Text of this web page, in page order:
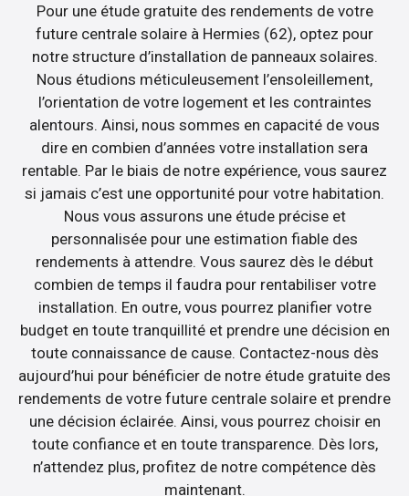
Pour une étude gratuite des rendements de votre
future centrale solaire à Hermies (62), optez pour
notre structure d’installation de panneaux solaires.
Nous étudions méticuleusement l’ensoleillement,
l’orientation de votre logement et les contraintes
alentours. Ainsi, nous sommes en capacité de vous
dire en combien d’années votre installation sera
rentable. Par le biais de notre expérience, vous saurez
si jamais c’est une opportunité pour votre habitation.
Nous vous assurons une étude précise et
personnalisée pour une estimation fiable des
rendements à attendre. Vous saurez dès le début
combien de temps il faudra pour rentabiliser votre
installation. En outre, vous pourrez planifier votre
budget en toute tranquillité et prendre une décision en
toute connaissance de cause. Contactez-nous dès
aujourd’hui pour bénéficier de notre étude gratuite des
rendements de votre future centrale solaire et prendre
une décision éclairée. Ainsi, vous pourrez choisir en
toute confiance et en toute transparence. Dès lors,
n’attendez plus, profitez de notre compétence dès
maintenant.